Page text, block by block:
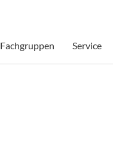
Fachgruppen Service